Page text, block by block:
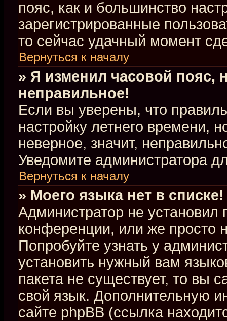
пояс, как и большинство
зарегистрированные
то сейчас удачный момент
Вернуться к началу
» Я изменил часовой пояс,
неправильное!
Если вы уверены, что
настройку летнего времени,
неверное, значит,
Уведомите администратора
Вернуться к началу
» Моего языка нет в списке!
Администратор не
конференции, или же просто
Попробуйте узнать у
установить нужный вам
пакета не существует, то вы
свой язык. Дополнительную
сайте phpBB (ссылка